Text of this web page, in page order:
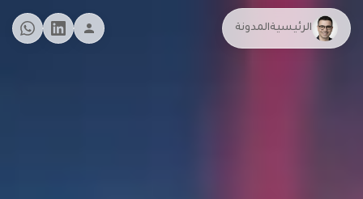
الرئيسيةالمدونة